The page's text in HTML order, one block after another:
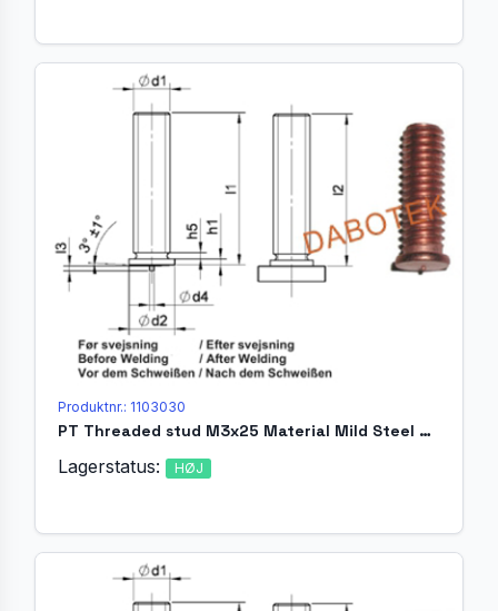
Produktnr.: 1103030
PT Threaded stud M3x25 Material Mild Steel 4.8 acc. EN ISO 13918
Lagerstatus: HØJ